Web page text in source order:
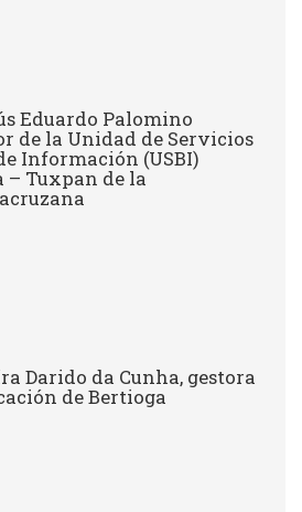
Eduardo Palomino
de la Unidad de Servicios
Información (USBI)
– Tuxpan de la
Darido da Cunha, gestora
de Bertioga